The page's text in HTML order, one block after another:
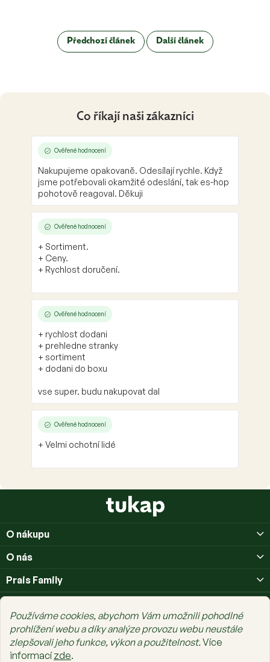
Používáme cookies, abychom Vám umožnili pohodlné
prohlížení webu a díky analýze provozu webu neustále
zlepšovali jeho funkce, výkon a použitelnost.Více
informacízde.
Předchozí článek Další článek
Co říkají naši zákazníci
Ověřené hodnocení
Nakupujeme opakovaně. Odesílají rychle. Když
jsme potřebovali okamžité odeslání, tak es-hop
pohotově reagoval. Děkuji
Ověřené hodnocení
+ Sortiment.
+ Ceny.
+ Rychlost doručení.
Ověřené hodnocení
+ rychlost dodani
+ prehledne stranky
+ sortiment
+ dodani do boxu
vse super. budu nakupovat dal
Ověřené hodnocení
+ Velmi ochotní lidé
O nákupu
O nás
Prais Family
Copyright 2026tukap.cz. Všechna práva vyhrazena.Upravit nastavení